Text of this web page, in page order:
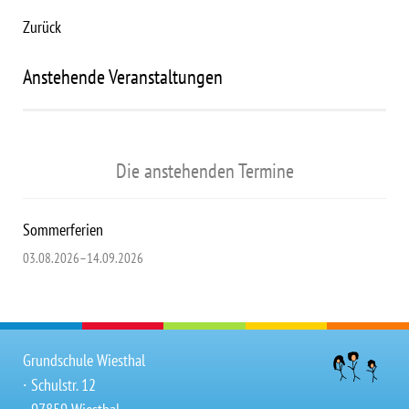
Zurück
Anstehende Veranstaltungen
Die anstehenden Termine
Sommerferien
03.08.2026–14.09.2026
Grundschule Wiesthal
∙ Schulstr. 12